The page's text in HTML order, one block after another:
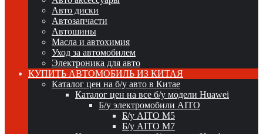
Авто диски
Автозапчасти
Автошины
Масла и автохимия
Уход за автомобилем
Электроника для авто
КУПИТЬ АВТОМОБИЛЬ ИЗ КИТАЯ
Каталог цен на б/у авто в Китае
Каталог цен на все б/у модели Huawei
Б/у электромобили AITO
Б/у AITO M5
Б/у AITO M7